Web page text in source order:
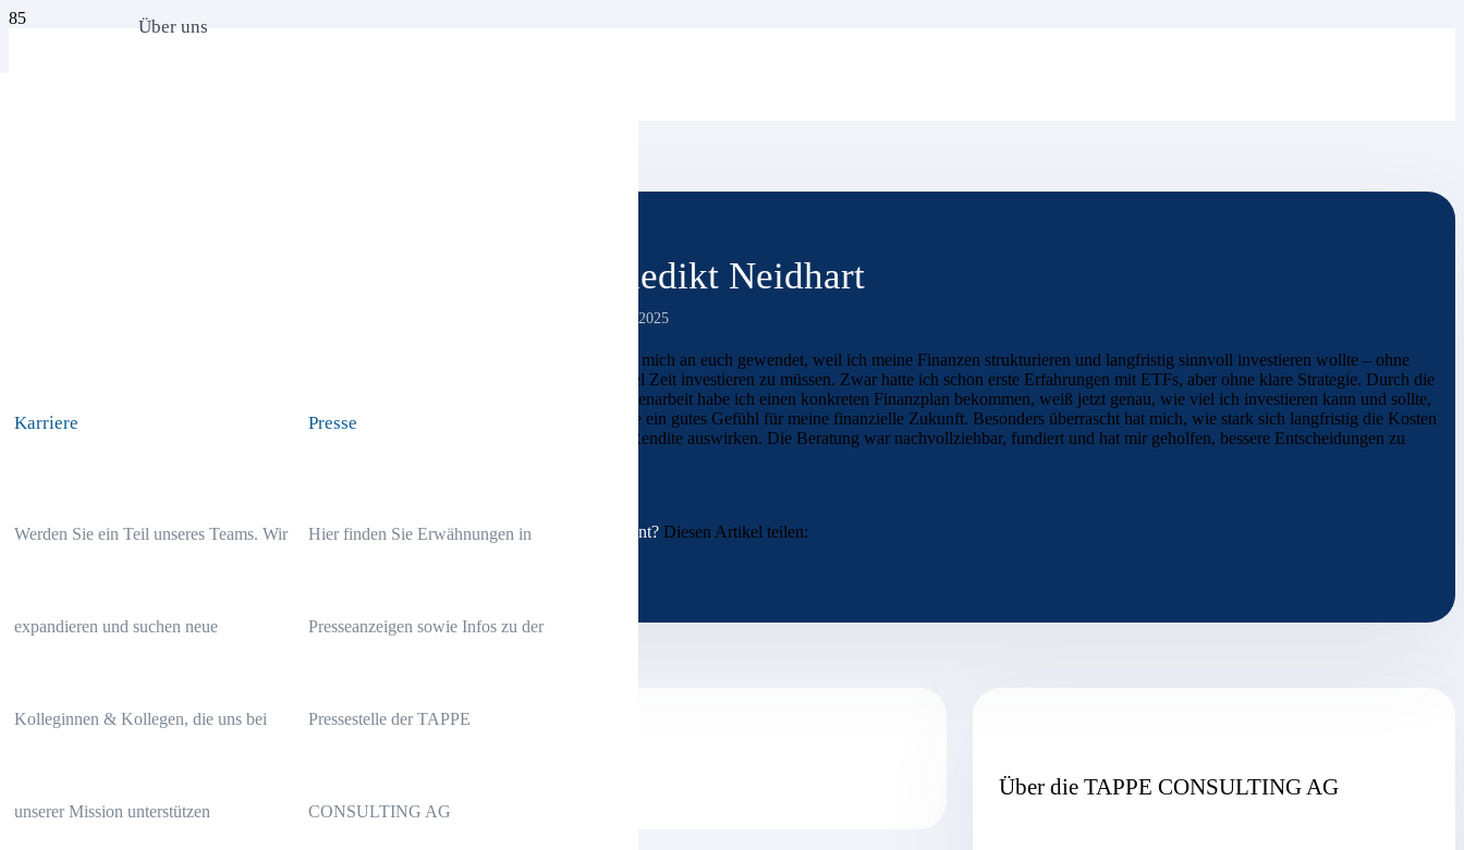
Über uns
Karriere
Werden Sie ein Teil unseres Teams. Wir
expandieren und suchen neue
Kolleginnen & Kollegen, die uns bei
unserer Mission unterstützen
Presse
Hier finden Sie Erwähnungen in
Presseanzeigen sowie Infos zu der
Pressestelle der TAPPE
CONSULTING AG
Benedikt Neidhart
28. März 2025
Ich habe mich an euch gewendet, weil ich meine Finanzen strukturieren und langfristig sinnvoll investieren wollte – ohne
dabei viel Zeit investieren zu müssen. Zwar hatte ich schon erste Erfahrungen mit ETFs, aber ohne klare Strategie. Durch die
Zusammenarbeit habe ich einen konkreten Finanzplan bekommen, weiß jetzt genau, wie viel ich investieren kann und sollte,
und habe ein gutes Gefühl für meine finanzielle Zukunft. Besonders überrascht hat mich, wie stark sich langfristig die Kosten
auf die Rendite auswirken. Die Beratung war nachvollziehbar, fundiert und hat mir geholfen, bessere Entscheidungen zu
Interessant?Diesen Artikel teilen:
Über die TAPPE CONSULTING AG